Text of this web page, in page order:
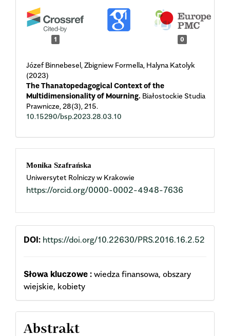
1 0
Józef Binnebesel, Zbigniew Formella, Halyna Katolyk
(2023)
The Thanatopedagogical Context of the
Multidimensionality of Mourning. Białostockie Studia
Prawnicze, 28(3), 215.
10.15290/bsp.2023.28.03.10
Main
Article
Content
Monika Szafrańska
Uniwersytet Rolniczy w Krakowie
https://orcid.org/0000-0002-4948-7636
DOI: https://doi.org/10.22630/PRS.2016.16.2.52
Słowa kluczowe : wiedza finansowa, obszary
wiejskie, kobiety
Abstrakt